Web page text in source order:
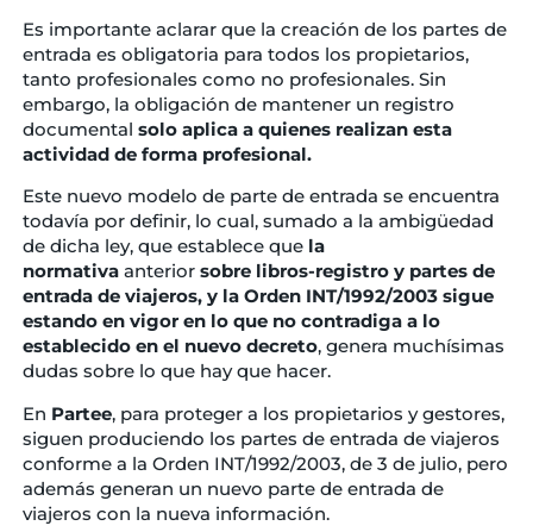
Es importante aclarar que la creación de los partes de
entrada es obligatoria para todos los propietarios,
tanto profesionales como no profesionales. Sin
embargo, la obligación de mantener un registro
documental solo aplica a quienes realizan esta
actividad de forma profesional.
Este nuevo modelo de parte de entrada se encuentra
todavía por definir, lo cual, sumado a la ambigüedad
de dicha ley, que establece que la
normativa anteriorsobre libros-registro y partes de
entrada de viajeros, y la Orden INT/1992/2003 sigue
estando en vigor en lo que no contradiga a lo
establecido en el nuevo decreto, genera muchísimas
dudas sobre lo que hay que hacer.
En Partee, para proteger a los propietarios y gestores,
siguen produciendo los partes de entrada de viajeros
conforme a la Orden INT/1992/2003, de 3 de julio, pero
además generan un nuevo parte de entrada de
viajeros con la nueva información.